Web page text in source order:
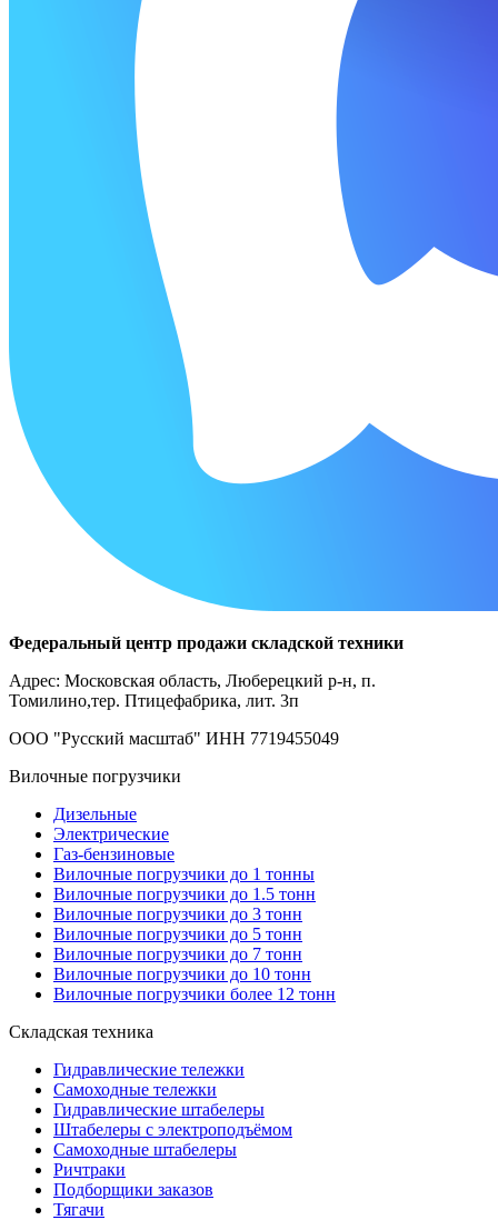
Федеральный центр продажи складской техники
Адрес: Московская область, Люберецкий р-н, п.
Томилино,тер. Птицефабрика, лит. 3п
ООО "Русский масштаб" ИНН 7719455049
Вилочные погрузчики
Дизельные
Электрические
Газ-бензиновые
Вилочные погрузчики до 1 тонны
Вилочные погрузчики до 1.5 тонн
Вилочные погрузчики до 3 тонн
Вилочные погрузчики до 5 тонн
Вилочные погрузчики до 7 тонн
Вилочные погрузчики до 10 тонн
Вилочные погрузчики более 12 тонн
Складская техника
Гидравлические тележки
Самоходные тележки
Гидравлические штабелеры
Штабелеры с электроподъёмом
Самоходные штабелеры
Ричтраки
Подборщики заказов
Тягачи